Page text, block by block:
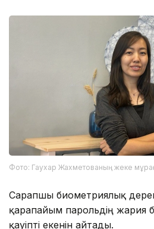
Фото: Гаухар Жахметованың жеке
Сарапшы биометриялық
қарапайым парольдің жария
қауіпті екенін айтады.